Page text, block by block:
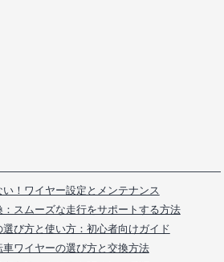
！ワイヤー設定とメンテナンス
スムーズな走行をサポートする方法
び方と使い方：初心者向けガイド
ワイヤーの選び方と交換方法